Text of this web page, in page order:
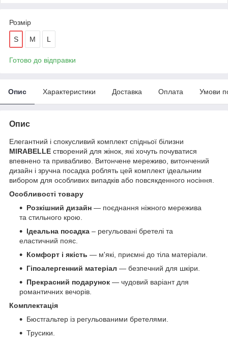
Розмір
S M L
Готово до відправки
Опис Характеристики Доставка Оплата Умови
Опис
Елегантний і спокусливий комплект спідньої білизни
MIRABELLE створений для жінок, які хочуть почуватися
впевнено та привабливо. Витончене мереживо, витончений
дизайн і зручна посадка роблять цей комплект ідеальним
вибором для особливих випадків або повсякденного носіння.
Особливості товару
Розкішний дизайн — поєднання ніжного мережива
та стильного крою.
Ідеальна посадка – регульовані бретелі та
еластичний пояс.
Комфорт і якість — м'які, приємні до тіла матеріали.
Гіпоалергенний матеріал — безпечний для шкіри.
Прекрасний подарунок — чудовий варіант для
романтичних вечорів.
Комплектація
Бюстгальтер із регульованими бретелями.
Трусики.